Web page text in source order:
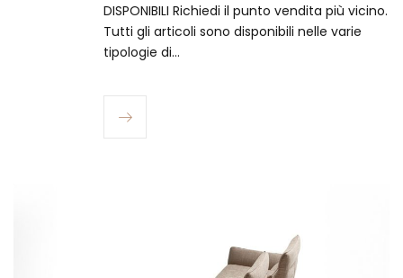
DISPONIBILI Richiedi il punto vendita più vicino.​
Tutti gli articoli sono disponibili nelle varie
tipologie di…